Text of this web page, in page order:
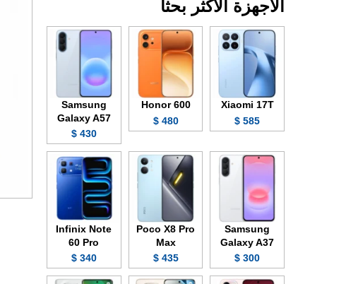
الأجهزة الأكثر بحثاً
Xiaomi 17T
585 $
Honor 600
480 $
Samsung
Galaxy A57
430 $
Samsung
Galaxy A37
300 $
Poco X8 Pro
Max
435 $
Infinix Note
60 Pro
340 $